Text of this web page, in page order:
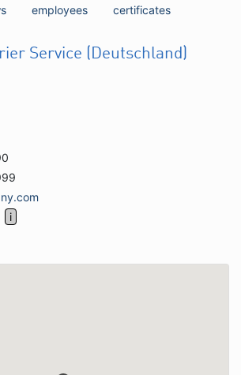
employees certificates
Service (Deutschland)